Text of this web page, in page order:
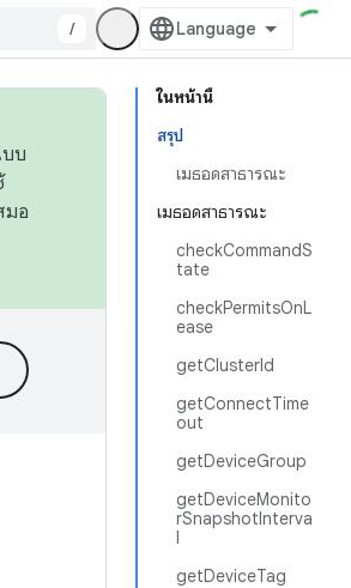
/
ในหน้านี้
สรุป
เมธอดสาธารณะ
เมธอดสาธารณะ
checkCommandS
tate
checkPermitsOnL
ease
getClusterId
getConnectTime
out
getDeviceGroup
getDeviceMonito
rSnapshotInterva
l
getDeviceTag
บ
มอ